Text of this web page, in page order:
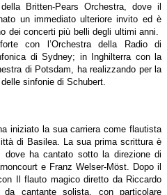
Britten-Pears Orchestra, dove il
un immediato ulteriore invito ed è
dei concerti più belli degli ultimi anni.
con l’Orchestra della Radio di
di Sydney; in Inghilterra con la
di Potsdam, ha realizzando per la
sinfonie di Schubert.
iniziato la sua carriera come flautista
di Basilea. La sua prima scrittura è
dove ha cantato sotto la direzione di
e Franz Welser-Möst. Dopo il
Il flauto magico diretto da Riccardo
cantante solista, con particolare